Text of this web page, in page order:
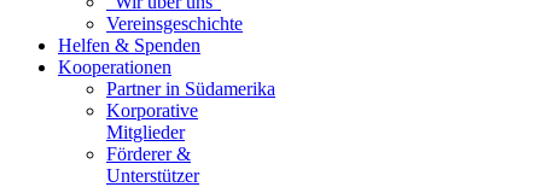
Vereinsgeschichte
Helfen & Spenden
Kooperationen
Partner in Südamerika
Korporative
Mitglieder
Förderer &
Unterstützer